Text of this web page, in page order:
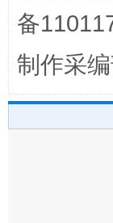
东山县通报
备
制作采